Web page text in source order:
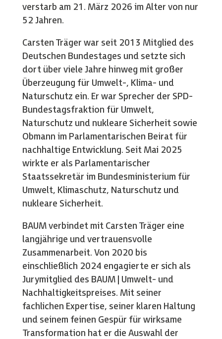
verstarb am 21. März 2026 im Alter von nur
52 Jahren.
Carsten Träger war seit 2013 Mitglied des
Deutschen Bundestages und setzte sich
dort über viele Jahre hinweg mit großer
Überzeugung für Umwelt-, Klima- und
Naturschutz ein. Er war Sprecher der SPD-
Bundestagsfraktion für Umwelt,
Naturschutz und nukleare Sicherheit sowie
Obmann im Parlamentarischen Beirat für
nachhaltige Entwicklung. Seit Mai 2025
wirkte er als Parlamentarischer
Staatssekretär im Bundesministerium für
Umwelt, Klimaschutz, Naturschutz und
nukleare Sicherheit.
BAUM verbindet mit Carsten Träger eine
langjährige und vertrauensvolle
Zusammenarbeit. Von 2020 bis
einschließlich 2024 engagierte er sich als
Jurymitglied des BAUM | Umwelt- und
Nachhaltigkeitspreises. Mit seiner
fachlichen Expertise, seiner klaren Haltung
und seinem feinen Gespür für wirksame
Transformation hat er die Auswahl der